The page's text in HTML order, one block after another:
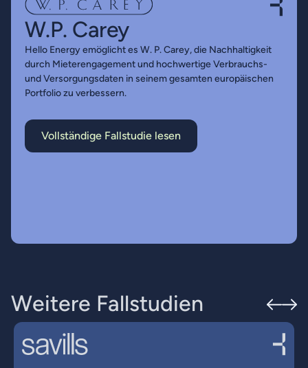
W.P. Carey
Hello Energy emöglicht es W. P. Carey, die Nachhaltigkeit
durch Mieterengagement und hochwertige Verbrauchs-
und Versorgungsdaten in seinem gesamten europäischen
Portfolio zu verbessern.
Vollständige Fallstudie lesen
Weitere Fallstudien